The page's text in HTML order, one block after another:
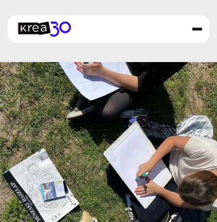
Menu
KÉPZÉSEK
ISKOLA
FELVÉTELI
PORTFÓLIÓ
AKTUALITÁSOK
Partnereink
Krea kártya
Oktatóink
Kapcsolat